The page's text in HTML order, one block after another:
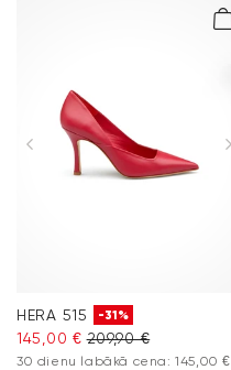
HERA 515 -31%
145,00 € 209,90 €
30 dienu labākā cena: 145,00 €